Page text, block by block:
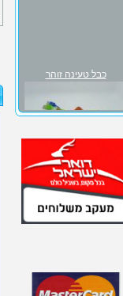
כבל טעינה זוהר
₪30.00
פנס אולטרה סגול 51 לדים